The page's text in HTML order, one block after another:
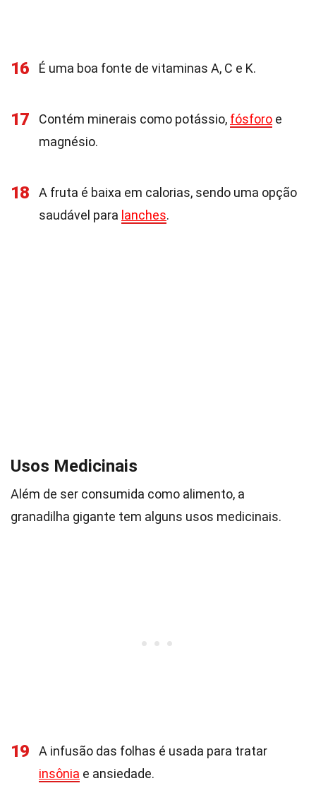
16 É uma boa fonte de vitaminas A, C e K.
17 Contém minerais como potássio, fósforo e
magnésio.
18
A fruta é baixa em calorias, sendo uma opção
saudável para lanches.
Usos Medicinais
Além de ser consumida como alimento, a
granadilha gigante tem alguns usos medicinais.
19
A infusão das folhas é usada para tratar
insônia e ansiedade.